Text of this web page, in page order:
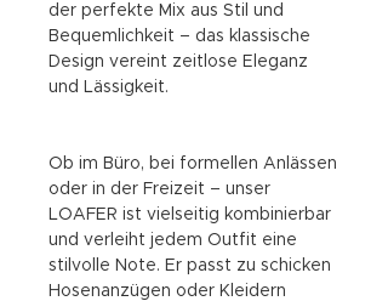
der perfekte Mix aus Stil und
Bequemlichkeit – das klassische
Design vereint zeitlose Eleganz
und Lässigkeit.
Ob im Büro, bei formellen Anlässen
oder in der Freizeit – unser
LOAFER ist vielseitig kombinierbar
und verleiht jedem Outfit eine
stilvolle Note. Er passt zu schicken
Hosenanzügen oder Kleidern